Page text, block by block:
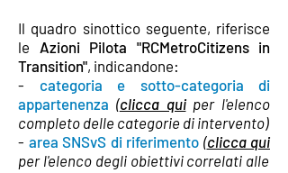
Il quadro sinottico seguente, riferisce
le Azioni Pilota "RCMetroCitizens in
Transition", indicandone:
- categoria e sotto-categoria di
appartenenza (clicca quiper l'elenco
completo delle categorie di intervento)
- area SNSvS di riferimento (clicca qui
per l'elenco degli obiettivi correlati alle